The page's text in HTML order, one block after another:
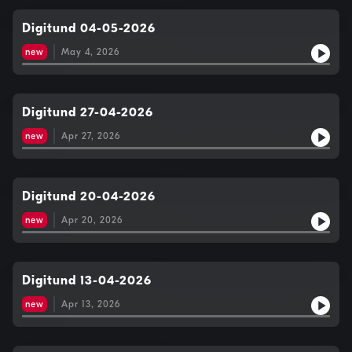
Digitund 04-05-2026
new May 4, 2026
Digitund 27-04-2026
new Apr 27, 2026
Digitund 20-04-2026
new Apr 20, 2026
Digitund 13-04-2026
new Apr 13, 2026